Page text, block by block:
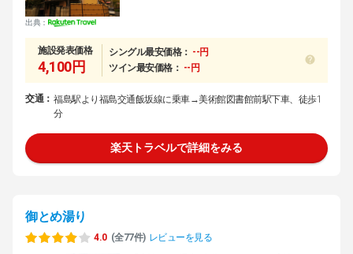
出典：
施設発表価格
4,100円
シングル最安価格： --円
ツイン最安価格： --円
交通： 福島駅より福島交通飯坂線に乗車→美術館図書館前駅下車、徒歩1
分
楽天トラベルで詳細をみる
御とめ湯り
4.0 (全77件) レビューを見る